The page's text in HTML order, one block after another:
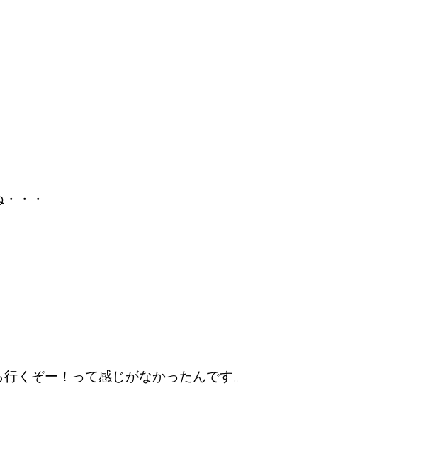
・・
くぞー！って感じがなかったんです。